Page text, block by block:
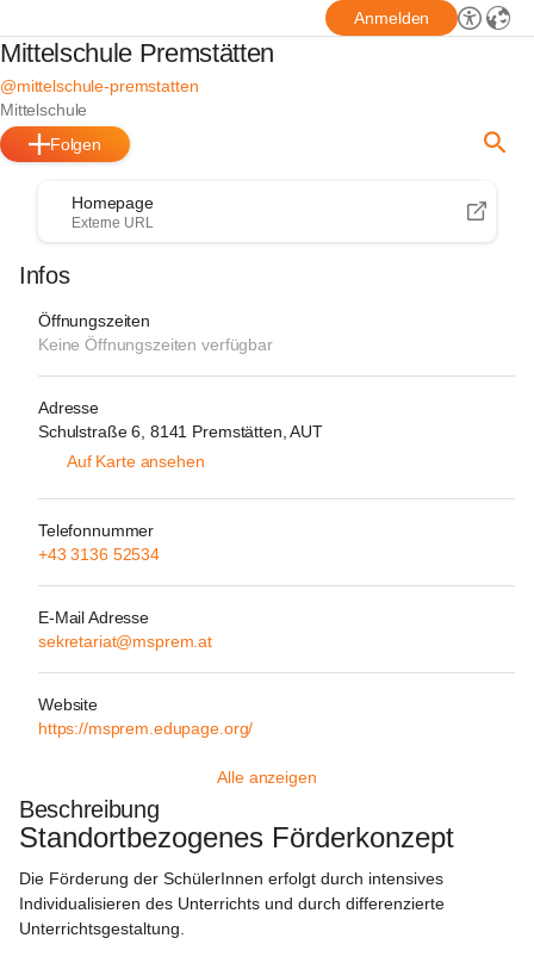
Anmelden
Mittelschule Premstätten
@mittelschule-premstatten
Mittelschule
Folgen
Homepage
Externe URL
Infos
Öffnungszeiten
Keine Öffnungszeiten verfügbar
Adresse
Schulstraße 6, 8141 Premstätten, AUT
Auf Karte ansehen
Telefonnummer
+43 3136 52534
E-Mail Adresse
sekretariat@msprem.at
Website
https://msprem.edupage.org/
Alle anzeigen
Beschreibung
Standortbezogenes Förderkonzept
Die Förderung der SchülerInnen erfolgt durch intensives
Individualisieren des Unterrichts und durch differenzierte
Unterrichtsgestaltung.